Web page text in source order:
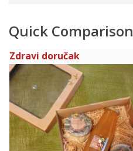
Quick Comparison
Zdravi doručak